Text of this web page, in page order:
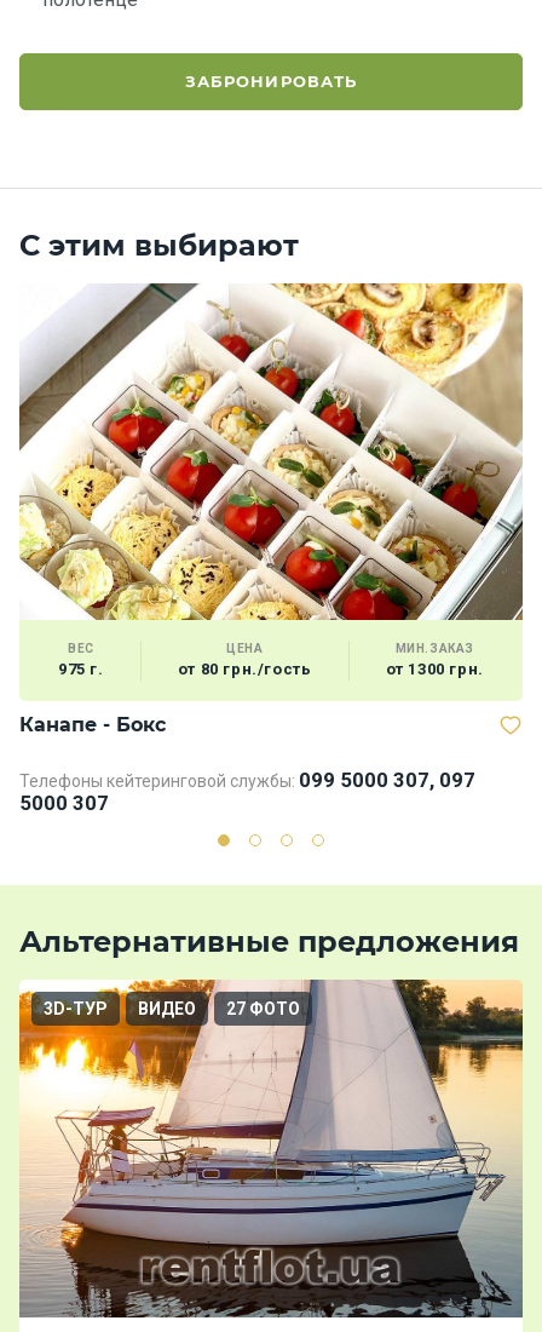
ЗАБРОНИРОВАТЬ
С этим выбирают
ВЕС
975 г.
ЦЕНА
от 80 грн./гость
МИН.ЗАКАЗ
от 1300 грн.
Канапе - Бокс
Телефоны кейтеринговой службы: 099 5000 307, 097
5000 307
Альтернативные предложения
3D-ТУР ВИДЕО 27 ФОТО